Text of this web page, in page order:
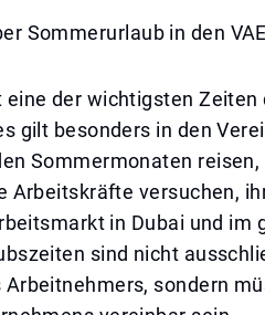
Sommerurlaub in den
der wichtigsten Zeiten
gilt besonders in den
Sommermonaten
Arbeitskräfte versuchen,
in Dubai und im
sind nicht
Arbeitnehmers, sondern